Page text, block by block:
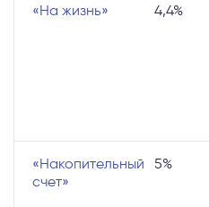
«На жизнь» 4,4%
«Накопительный
счет»
5%